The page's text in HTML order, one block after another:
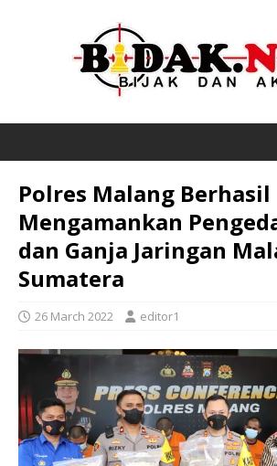
Polres Malang Berhasil
Mengamankan
dan Ganja Jaringan
Sumatera
26 March 2022 editor1